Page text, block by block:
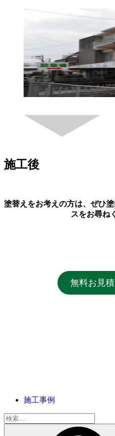
施工後
塗替えをお考えの方は、ぜひ
スをお尋ね
無料お見
施工事例
検
索: